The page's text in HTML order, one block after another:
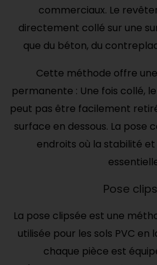
commerciaux. Le
directement collé sur une
que du béton, du
Cette méthode offre
permanente : Une fois collé,
peut pas être facilement
surface en dessous. La pose
endroits où la stabilité
Pose
La pose clipsée est une
utilisée pour les sols PVC en
chaque pièce est